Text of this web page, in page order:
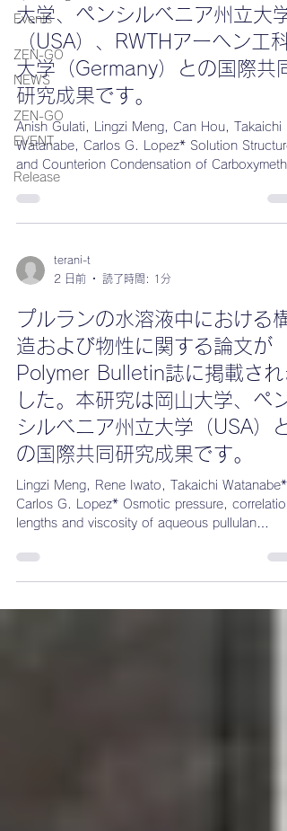
Events
ZEN-GO
NEWS
ZEN-GO
EVENT
Release
大学、ペンシルベニア州立大学
（USA）、RWTHアーヘン工科
大学（Germany）との国際共同
研究成果です。
Anish Gulati, Lingzi Meng, Can Hou, Takaichi
Watanabe, Carlos G. Lopez* Solution Structure
and Counterion Condensation of
Cellulose in Organic Solvents
https://doi.org/10.1021/acsapm.6c00522
terani-t
2 日前
読了時間: 1分
プルランの水溶液中における構
造および物性に関する論文が
Polymer Bulletin誌に掲載され
した。本研究は岡山大学、ペン
シルベニア州立大学（USA）と
の国際共同研究成果です。
Lingzi Meng, Rene Iwato, Takaichi Watanabe*,
Carlos G. Lopez* Osmotic pressure, correlation
lengths and viscosity of aqueous pullulan
https://link.springer.com/article/10.1007/
89-026-06590-4